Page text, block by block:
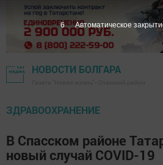
НОВОСТИ БОЛГАРА
ЗДРАВООХРАНЕНИЕ
В Спасском районе
новый случай COVID-19
5 Автоматическое